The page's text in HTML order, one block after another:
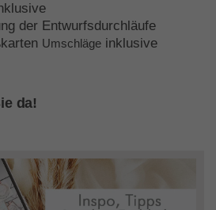
der Entwurfsdurchläufe
Umschläge inklusive
da!